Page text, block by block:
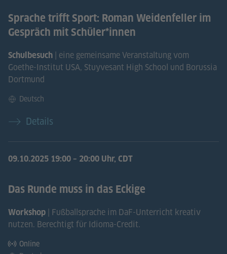
Sprache trifft Sport: Roman Weidenfeller im
Gespräch mit Schüler*innen
Schulbesuch | eine gemeinsame Veranstaltung vom
Goethe-Institut USA, Stuyvesant High School und Borussia
Dortmund
Deutsch
Details
09.10.2025 19:00 – 20:00 Uhr, CDT
Das Runde muss in das Eckige
Workshop | Fußballsprache im DaF-Unterricht kreativ
nutzen. Berechtigt für Idioma-Credit.
Online